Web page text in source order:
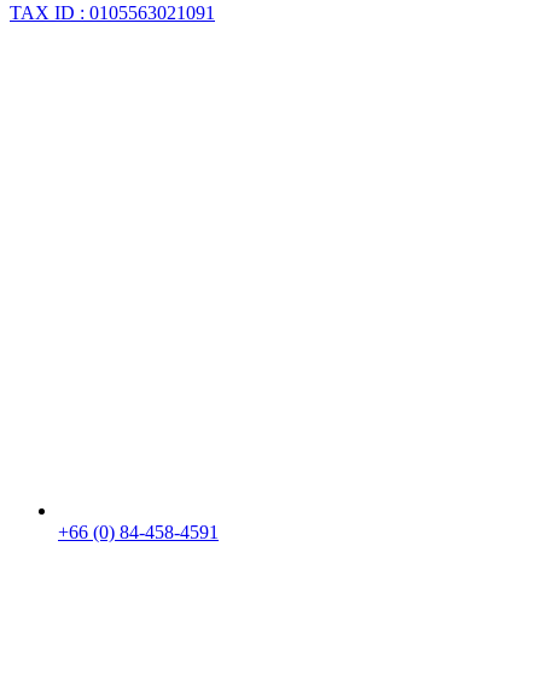
TAX ID : 0105563021091
+66 (0) 84-458-4591